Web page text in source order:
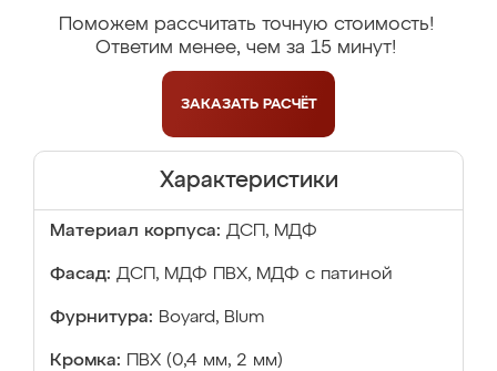
Поможем рассчитать точную стоимость!
Ответим менее, чем за 15 минут!
ЗАКАЗАТЬ РАСЧЁТ
Характеристики
Материал корпуса: ДСП, МДФ
Фасад: ДСП, МДФ ПВХ, МДФ с патиной
Фурнитура: Boyard, Blum
Кромка: ПВХ (0,4 мм, 2 мм)